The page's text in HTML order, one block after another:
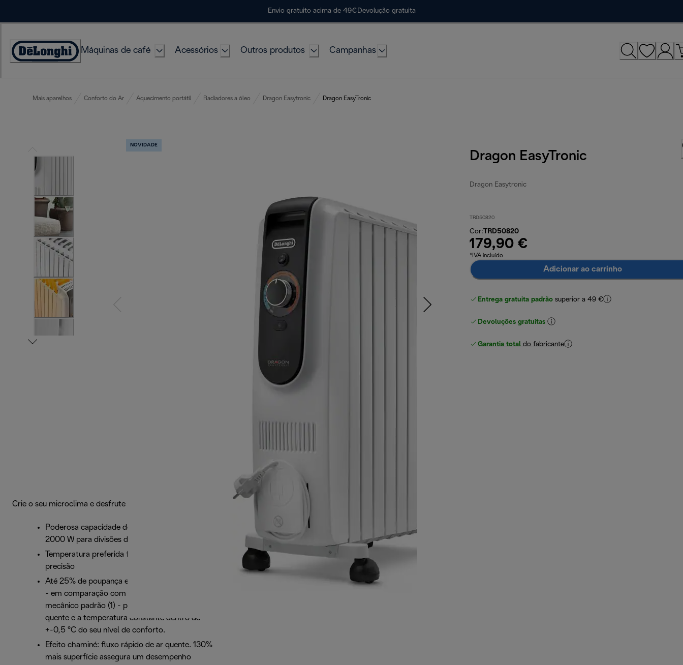
Envio gratuito acima de 49€ Devolução gratuita
Accessibility
Máquinas de café Acessórios Outros produtos Campanhas
Mais aparelhos Conforto do Ar Aquecimento portátil Radiadores a óleo Dragon Easytronic Dragon EasyTronic
NOVIDADE
Dragon EasyTronic
Dragon Easytronic
TRD50820
Cor:TRD50820
179,90 €
*IVA incluído
Adicionar ao carrinho
Entrega gratuita padrão superior a 49 €
Devoluções gratuitas
Garantia total do fabricante
Crie o seu microclima e desfrute
Poderosa capacidade de aquecimento de até
2000 W para divisões de até 60 m²
Temperatura preferida fornecida e mantida com
precisão
Até 25% de poupança em contas de eletricidade
- em comparação com um modelo de controlo
mecânico padrão (1) - para manter a sua divisão
quente e a temperatura constante dentro de
+-0,5 °C do seu nível de conforto.
Efeito chaminé: fluxo rápido de ar quente. 130%
mais superfície assegura um desempenho